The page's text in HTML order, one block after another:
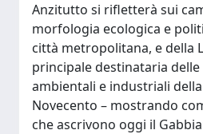
Anzitutto si rifletterà sui
morfologia ecologica e
città metropolitana, e della
principale destinataria
ambientali e industriali
Novecento – mostrando
che ascrivono oggi il